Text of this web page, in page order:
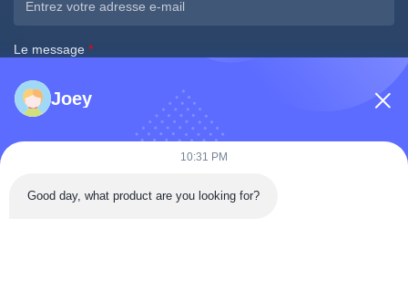
Le message *
Soumettez maintenant
Joey
10:31 PM
Good day, what product are you looking for?